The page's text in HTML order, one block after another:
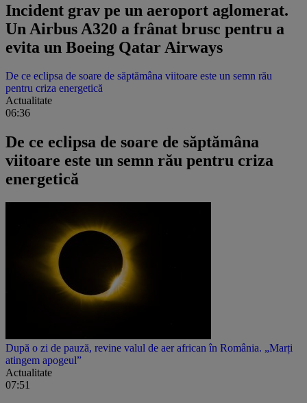
Incident grav pe un aeroport aglomerat.
Un Airbus A320 a frânat brusc pentru a
evita un Boeing Qatar Airways
De ce eclipsa de soare de săptămâna viitoare este un semn rău
pentru criza energetică
Actualitate
06:36
De ce eclipsa de soare de săptămâna
viitoare este un semn rău pentru criza
energetică
După o zi de pauză, revine valul de aer african în România. „Marți
atingem apogeul”
Actualitate
07:51